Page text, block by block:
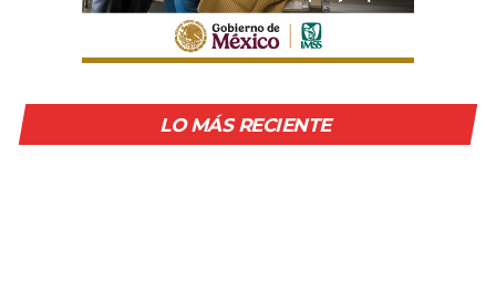
LO MÁS RECIENTE